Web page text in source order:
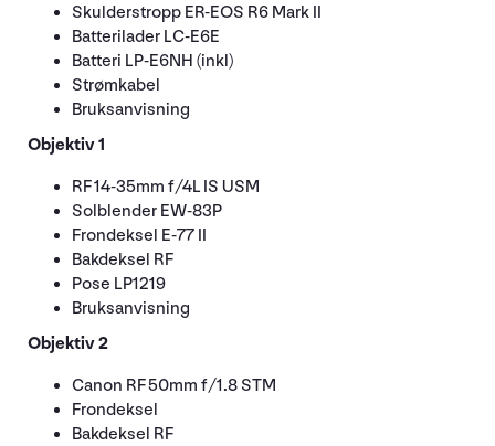
Skulderstropp ER-EOS R6 Mark II
Batterilader LC-E6E
Batteri LP-E6NH (inkl)
Strømkabel
Bruksanvisning
Objektiv1
RF 14-35mm f/4L IS USM
Solblender EW-83P
Frondeksel E-77 II
Bakdeksel RF
Pose LP1219
Bruksanvisning
Objektiv2
Canon RF 50mm f/1.8 STM
Frondeksel
Bakdeksel RF